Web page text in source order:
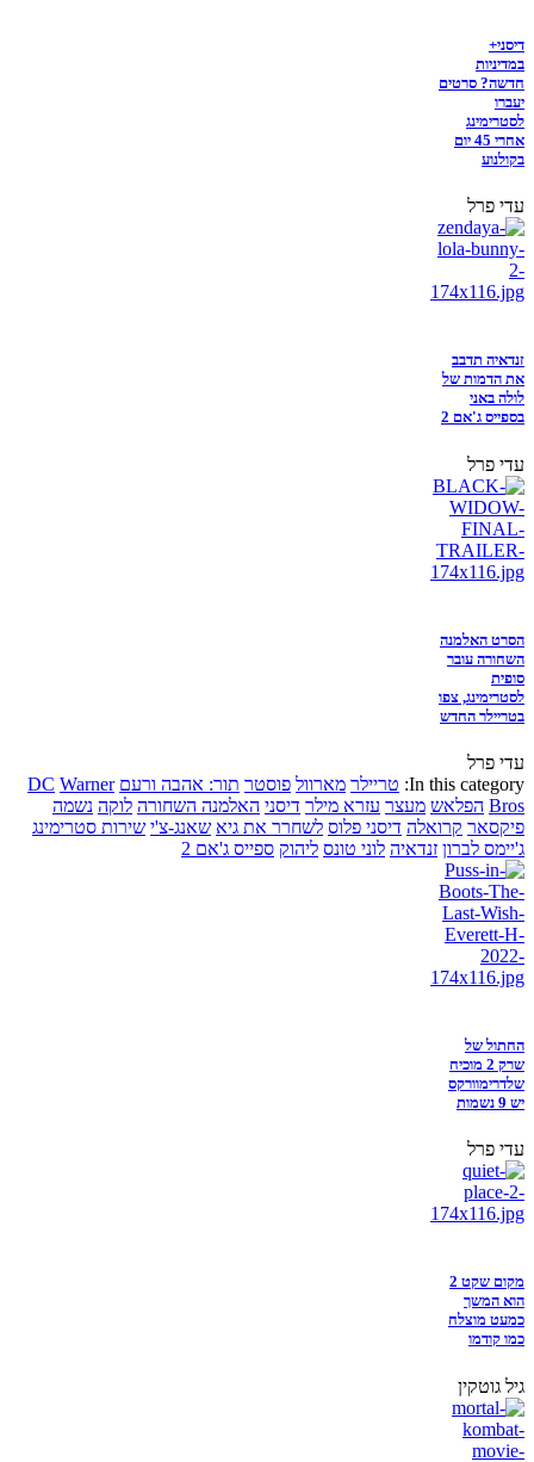
דיסני+
במדיניות
חדשה? סרטים
יעברו
לסטרימינג
אחרי 45 יום
בקולנוע
עדי פרל
זנדאיה תדבב
את הדמות של
לולה באני
בספייס ג'אם 2
עדי פרל
הסרט האלמנה
השחורה עובר
סופית
לסטרימינג, צפו
בטריילר החדש
עדי פרל
In this category: טריילר מארוול פוסטר תור: אהבה ורעם DC Warner
Bros הפלאש מעצר עזרא מילר דיסני האלמנה השחורה לוקה נשמה
פיקסאר קרואלה דיסני פלוס לשחרר את גיא שאנג-צ'י שירות סטרימינג
ג'יימס לברון זנדאיה לוני טונס ליהוק ספייס ג'אם 2
החתול של
שרק 2 מוכיח
שלדרימוורקס
יש 9 נשמות
עדי פרל
מקום שקט 2
הוא המשך
כמעט מוצלח
כמו קודמו
גיל גוטקין